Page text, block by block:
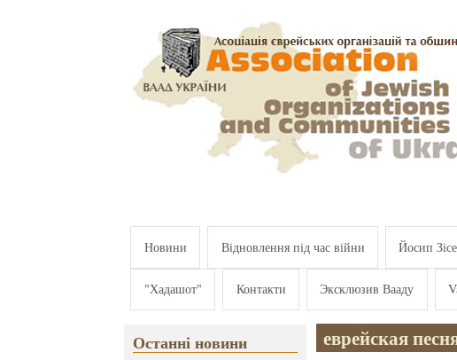
Новини Відновлення під час війни Йосип
"Хадашот" Контакти Эксклюзив Вааду
Останні новини еврейская